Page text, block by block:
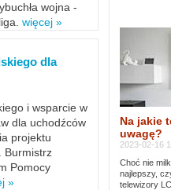
wojna -
więcej »
dla
i wsparcie w
dla uchodźców
projektu
Burmistrz
Pomocy
»
Na jakie
uwagę?
2023-02-16
Choć nie
najlepszy,
telewizory